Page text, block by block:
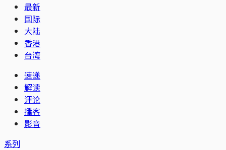
最新
国际
大陆
香港
台湾
速递
解读
评论
播客
影音
系列